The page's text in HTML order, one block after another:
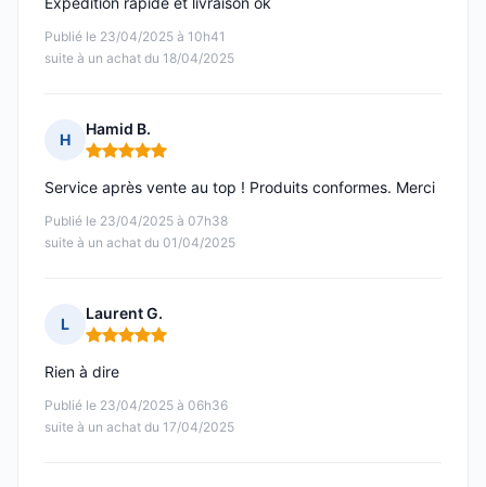
Publié le 23/04/2025 à 10h41
suite à un achat du 18/04/2025
H
Hamid B.
Note : 5 sur 5
Publié le 23/04/2025 à 07h38
suite à un achat du 01/04/2025
Service après vente au top ! Produits conformes. Merci
L
Laurent G.
Note : 5 sur 5
Publié le 23/04/2025 à 06h36
suite à un achat du 17/04/2025
Rien à dire